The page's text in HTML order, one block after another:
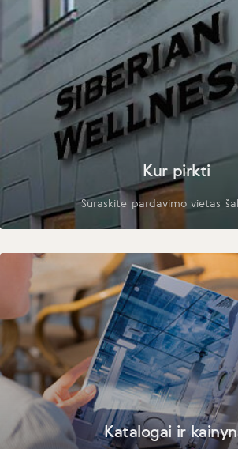
Kur pirkti
Suraskite pardavimo vietas
Katalogai ir